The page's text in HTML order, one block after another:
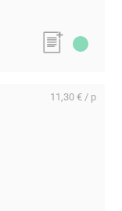
11,30 € / p